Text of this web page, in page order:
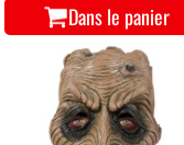
Dans le panier